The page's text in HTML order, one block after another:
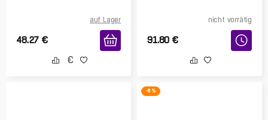
auf Lager
48.27 €
nicht vorrätig
91.80 €
-8 %